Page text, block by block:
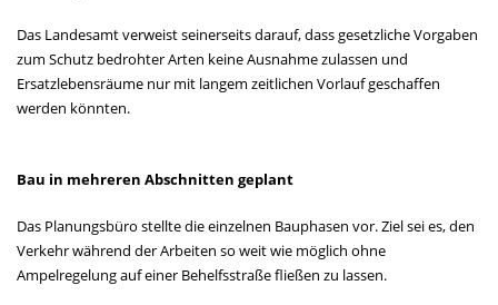
Das Landesamt verweist seinerseits darauf, dass gesetzliche Vorgaben
zum Schutz bedrohter Arten keine Ausnahme zulassen und
Ersatzlebensräume nur mit langem zeitlichen Vorlauf geschaffen
werden könnten.
Bau in mehreren Abschnitten geplant
Das Planungsbüro stellte die einzelnen Bauphasen vor. Ziel sei es, den
Verkehr während der Arbeiten so weit wie möglich ohne
Ampelregelung auf einer Behelfsstraße fließen zu lassen.